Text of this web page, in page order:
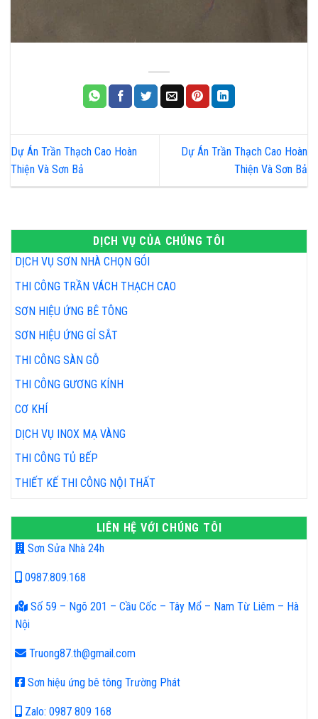
DỊCH VỤ CỦA CHÚNG TÔI
DỊCH VỤ SƠN NHÀ CHỌN GÓI
THI CÔNG TRẦN VÁCH THẠCH CAO
SƠN HIỆU ỨNG BÊ TÔNG
SƠN HIỆU ỨNG GỈ SẮT
THI CÔNG SÀN GỖ
THI CÔNG GƯƠNG KÍNH
CƠ KHÍ
DỊCH VỤ INOX MẠ VÀNG
THI CÔNG TỦ BẾP
THIẾT KẾ THI CÔNG NỘI THẤT
LIÊN HỆ VỚI CHÚNG TÔI
Sơn Sửa Nhà 24h
0987.809.168
Số 59 – Ngõ 201 – Cầu Cốc – Tây Mổ – Nam Từ Liêm – Hà
Nội
Truong87.th@gmail.com
Sơn hiệu ứng bê tông Trường Phát
Zalo: 0987 809 168
Dự Án Trần Thạch Cao Hoàn
Thiện Và Sơn Bả
Dự Án Trần Thạch Cao Hoàn
Thiện Và Sơn Bả